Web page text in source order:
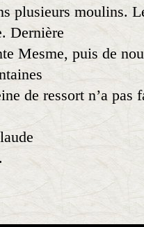
plusieurs moulins.
Dernière
Mesme, puis de
de ressort n’a pas